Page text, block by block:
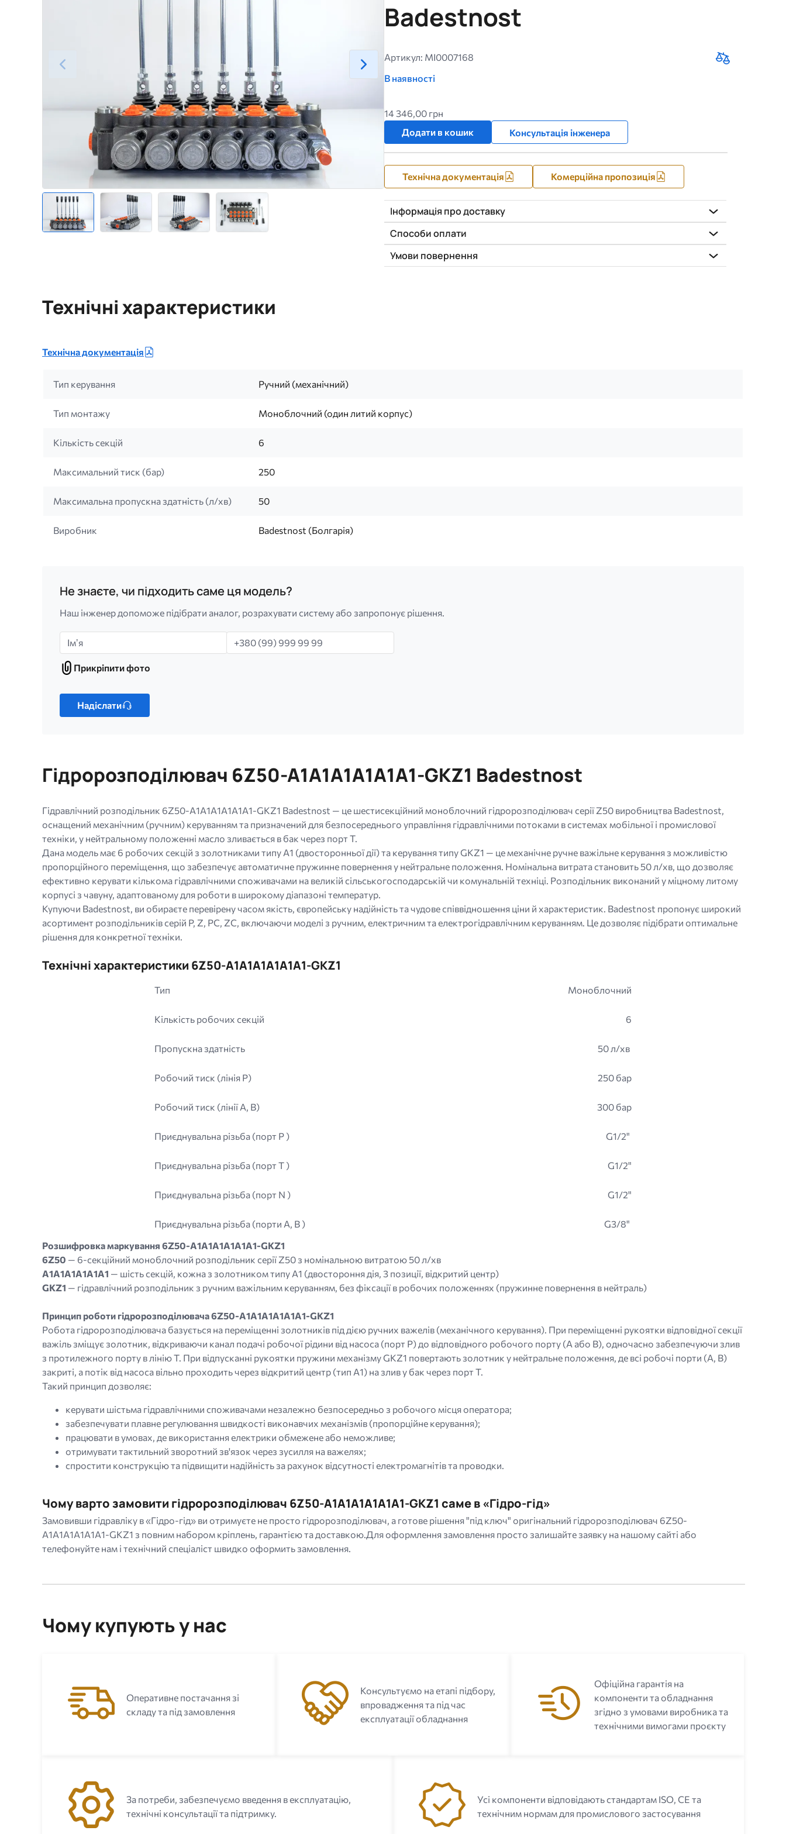
Badestnost
Артикул: MI0007168
В наявності
14 346,00 грн
Додати в кошик
Консультація інженера
Технічна документація Комерційна пропозиція
Інформація про доставку
Способи оплати
Умови повернення
Технічні характеристики
Технічна документація
Тип керування Ручний (механічний)
Тип монтажу Моноблочний (один литий корпус)
Кількість секцій 6
Максимальний тиск (бар) 250
Максимальна пропускна здатність (л/хв) 50
Виробник Badestnost (Болгарія)
Не знаєте, чи підходить саме ця модель?
Наш інженер допоможе підібрати аналог, розрахувати систему або запропонує рішення.
Імʼя Телефон
Прикріпити
Прикріпити фото
один
файл.
Дозволені
типи:
jpg
jpeg
png.
Надіслати
Гідророзподілювач 6Z50-A1A1A1A1A1A1-GKZ1 Badestnost
Гідравлічний розподільник 6Z50-A1A1A1A1A1A1-GKZ1 Badestnost — це шестисекційний моноблочний гідророзподілювач серії Z50 виробництва Badestnost,
оснащений механічним (ручним) керуванням та призначений для безпосереднього управління гідравлічними потоками в системах мобільної і промислової
техніки, у нейтральному положенні масло зливається в бак через порт Т.
Дана модель має 6 робочих секцій з золотниками типу A1 (двосторонньої дії) та керування типу GKZ1 — це механічне ручне важільне керування з можливістю
пропорційного переміщення, що забезпечує автоматичне пружинне повернення у нейтральне положення. Номінальна витрата становить 50 л/хв, що дозволяє
ефективно керувати кількома гідравлічними споживачами на великій сільськогосподарській чи комунальній техніці. Розподільник виконаний у міцному литому
корпусі з чавуну, адаптованому для роботи в широкому діапазоні температур.
Купуючи Badestnost, ви обираєте перевірену часом якість, європейську надійність та чудове співвідношення ціни й характеристик. Badestnost пропонує широкий
асортимент розподільників серій P, Z, PC, ZC, включаючи моделі з ручним, електричним та електрогідравлічним керуванням. Це дозволяє підібрати оптимальне
рішення для конкретної техніки.
Технічні характеристики 6Z50-A1A1A1A1A1A1-GKZ1
Тип Моноблочний
Кількість робочих секцій 6
Пропускна здатність 50 л/хв
Робочий тиск (лінія P) 250 бар
Робочий тиск (лінії A, B) 300 бар
Приєднувальна різьба (порт P ) G1/2"
Приєднувальна різьба (порт T ) G1/2"
Приєднувальна різьба (порт N ) G1/2"
Приєднувальна різьба (порти A, B )
G3/8"
Розшифровка маркування 6Z50-A1A1A1A1A1A1-GKZ1
6Z50 — 6-секційний моноблочний розподільник серії Z50 з номінальною витратою 50 л/хв
A1A1A1A1A1A1 — шість секцій, кожна з золотником типу A1 (двостороння дія, 3 позиції, відкритий центр)
GKZ1 — гідравлічний розподільник з ручним важільним керуванням, без фіксації в робочих положеннях (пружинне повернення в нейтраль)
Принцип роботи гідророзподілювача 6Z50-A1A1A1A1A1A1-GKZ1
Робота гідророзподілювача базується на переміщенні золотників під дією ручних важелів (механічного керування). При переміщенні рукоятки відповідної секції
важіль зміщує золотник, відкриваючи канал подачі робочої рідини від насоса (порт P) до відповідного робочого порту (A або B), одночасно забезпечуючи злив
з протилежного порту в лінію T. При відпусканні рукоятки пружини механізму GKZ1 повертають золотник у нейтральне положення, де всі робочі порти (A, B)
закриті, а потік від насоса вільно проходить через відкритий центр (тип A1) на злив у бак через порт Т.
Такий принцип дозволяє:
керувати шістьма гідравлічними споживачами незалежно безпосередньо з робочого місця оператора;
забезпечувати плавне регулювання швидкості виконавчих механізмів (пропорційне керування);
працювати в умовах, де використання електрики обмежене або неможливе;
отримувати тактильний зворотний зв'язок через зусилля на важелях;
спростити конструкцію та підвищити надійність за рахунок відсутності електромагнітів та проводки.
Чому варто замовити гідророзподілювач 6Z50-A1A1A1A1A1A1-GKZ1 саме в «Гідро-гід»
Замовивши гідравліку в «Гідро-гід» ви отримуєте не просто гідророзподілювач, а готове рішення "під ключ" оригінальний гідророзподілювач 6Z50-
A1A1A1A1A1A1-GKZ1 з повним набором кріплень, гарантією та доставкою.Для оформлення замовлення просто залишайте заявку на нашому сайті або
телефонуйте нам і технічний спеціаліст швидко оформить замовлення.
Чому купують у нас
Оперативне постачання зі
складу та під замовлення
Консультуємо на етапі підбору,
впровадження та під час
експлуатації обладнання
Офіційна гарантія на
компоненти та обладнання
згідно з умовами виробника та
технічними вимогами проєкту
За потреби, забезпечуємо введення в експлуатацію,
технічні консультації та підтримку.
Усі компоненти відповідають стандартам ISO, CE та
технічним нормам для промислового застосування